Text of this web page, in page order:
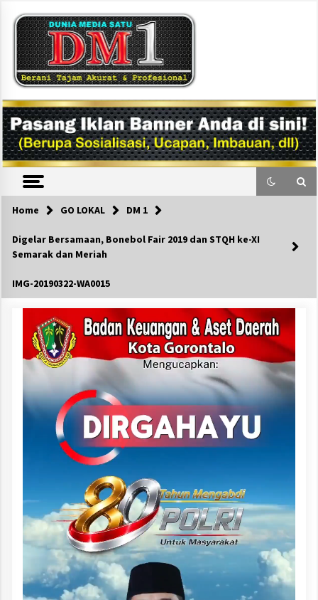
content
DM1
Home GO LOKAL DM 1
Digelar Bersamaan, Bonebol Fair 2019 dan STQH ke-XI
Semarak dan Meriah
IMG-20190322-WA0015